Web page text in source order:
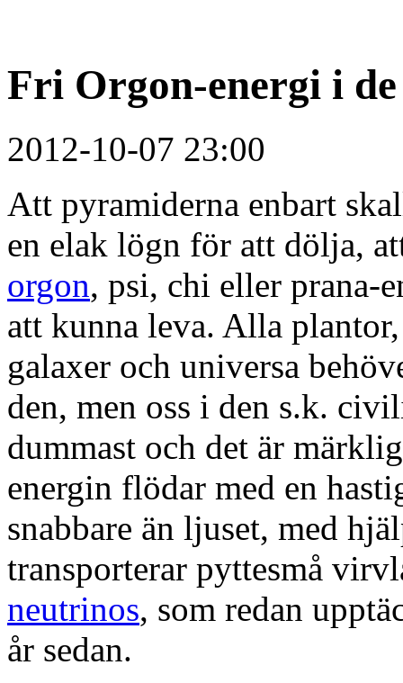
Fri Orgon-energi i
2012-10-07 23:00
Att pyramiderna enbart
en elak lögn för att dölja,
orgon, psi, chi eller prana-
att kunna leva. Alla
galaxer och universa
den, men oss i den s.k.
dummast och det är
energin flödar med en
snabbare än ljuset, med
transporterar pyttesmå
neutrinos, som redan
år sedan.